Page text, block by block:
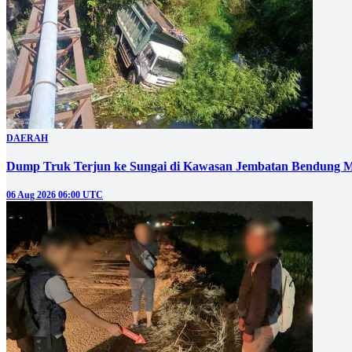
DAERAH
Dump Truk Terjun ke Sungai di Kawasan Jembatan Bendung
06 Aug 2026 06:00 UTC